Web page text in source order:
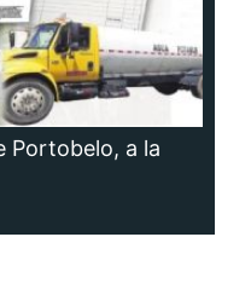
Portobelo, a la